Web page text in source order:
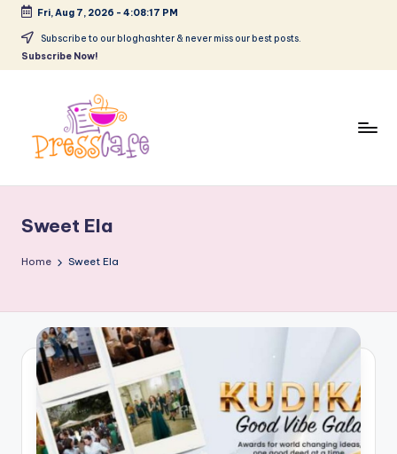
Skip
Fri, Aug 7, 2026 - 4:08:18 PM
Subscribe to our bloghashter & never miss our best posts.
Subscribe Now!
e
s
c
a
f
e
.
urbane
Sweet Ela
Home Sweet Ela